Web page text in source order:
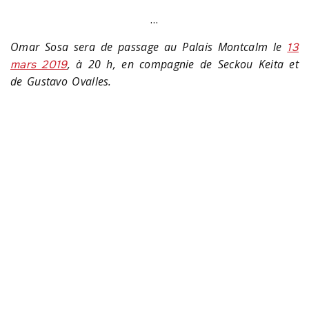
…
Omar Sosa sera de passage au Palais Montcalm le 13
mars 2019, à 20 h, en compagnie de Seckou Keita et
de Gustavo Ovalles.